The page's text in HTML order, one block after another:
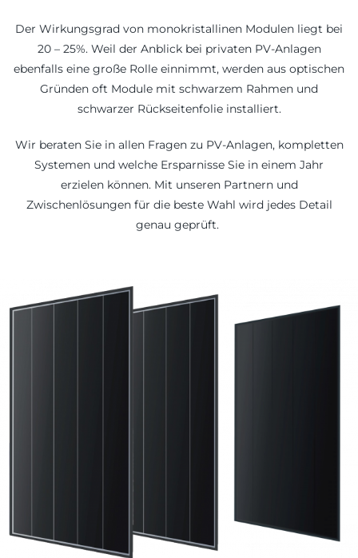
Der Wirkungsgrad von monokristallinen Modulen liegt bei
20 – 25%. Weil der Anblick bei privaten PV-Anlagen
ebenfalls eine große Rolle einnimmt, werden aus optischen
Gründen oft Module mit schwarzem Rahmen und
schwarzer Rückseitenfolie installiert.
Wir beraten Sie in allen Fragen zu PV-Anlagen, kompletten
Systemen und welche Ersparnisse Sie in einem Jahr
erzielen können. Mit unseren Partnern und
Zwischenlösungen für die beste Wahl wird jedes Detail
genau geprüft.